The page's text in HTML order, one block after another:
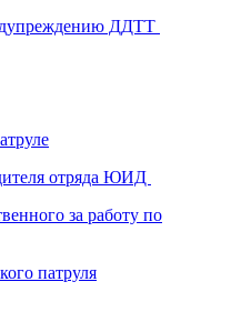
ДДТТ
отряда ЮИД
за работу по
патруля